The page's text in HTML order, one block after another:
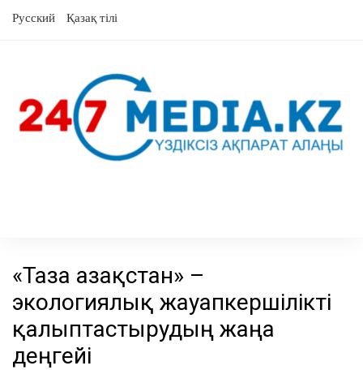
Русский Қазақ тілі
«Таза Қазақстан» –
экологиялық жауапкершілікті
қалыптастырудың жаңа
деңгейі